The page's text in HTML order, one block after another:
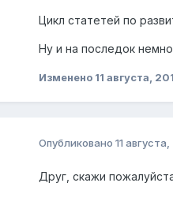
Цикл статетей по
Ну и на последок
Изменено 11 августа,
Опубликовано 11
Друг, скажи